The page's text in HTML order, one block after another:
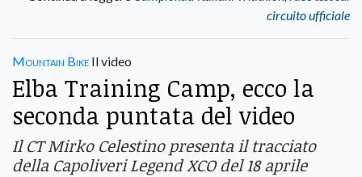
circuito ufficiale
Mountain Bike Il video
Elba Training Camp, ecco la
seconda puntata del video
Il CT Mirko Celestino presenta il tracciato
della Capoliveri Legend XCO del 18 aprile